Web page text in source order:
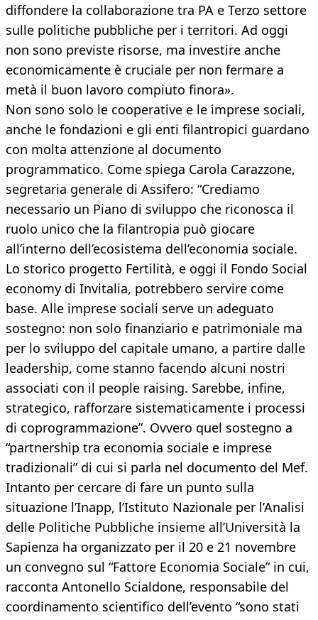
diffondere la collaborazione tra PA e Terzo settore
sulle politiche pubbliche per i territori. Ad oggi
non sono previste risorse, ma investire anche
economicamente è cruciale per non fermare a
metà il buon lavoro compiuto finora».
Non sono solo le cooperative e le imprese sociali,
anche le fondazioni e gli enti filantropici guardano
con molta attenzione al documento
programmatico. Come spiega Carola Carazzone,
segretaria generale di Assifero: “Crediamo
necessario un Piano di sviluppo che riconosca il
ruolo unico che la filantropia può giocare
all’interno dell’ecosistema dell’economia sociale.
Lo storico progetto Fertilità, e oggi il Fondo Social
economy di Invitalia, potrebbero servire come
base. Alle imprese sociali serve un adeguato
sostegno: non solo finanziario e patrimoniale ma
per lo sviluppo del capitale umano, a partire dalle
leadership, come stanno facendo alcuni nostri
associati con il people raising. Sarebbe, infine,
strategico, rafforzare sistematicamente i processi
di coprogrammazione”. Ovvero quel sostegno a
“partnership tra economia sociale e imprese
tradizionali” di cui si parla nel documento del Mef.
Intanto per cercare di fare un punto sulla
situazione l’Inapp, l’Istituto Nazionale per l’Analisi
delle Politiche Pubbliche insieme all’Università la
Sapienza ha organizzato per il 20 e 21 novembre
un convegno sul “Fattore Economia Sociale” in cui,
racconta Antonello Scialdone, responsabile del
coordinamento scientifico dell’evento “sono stati